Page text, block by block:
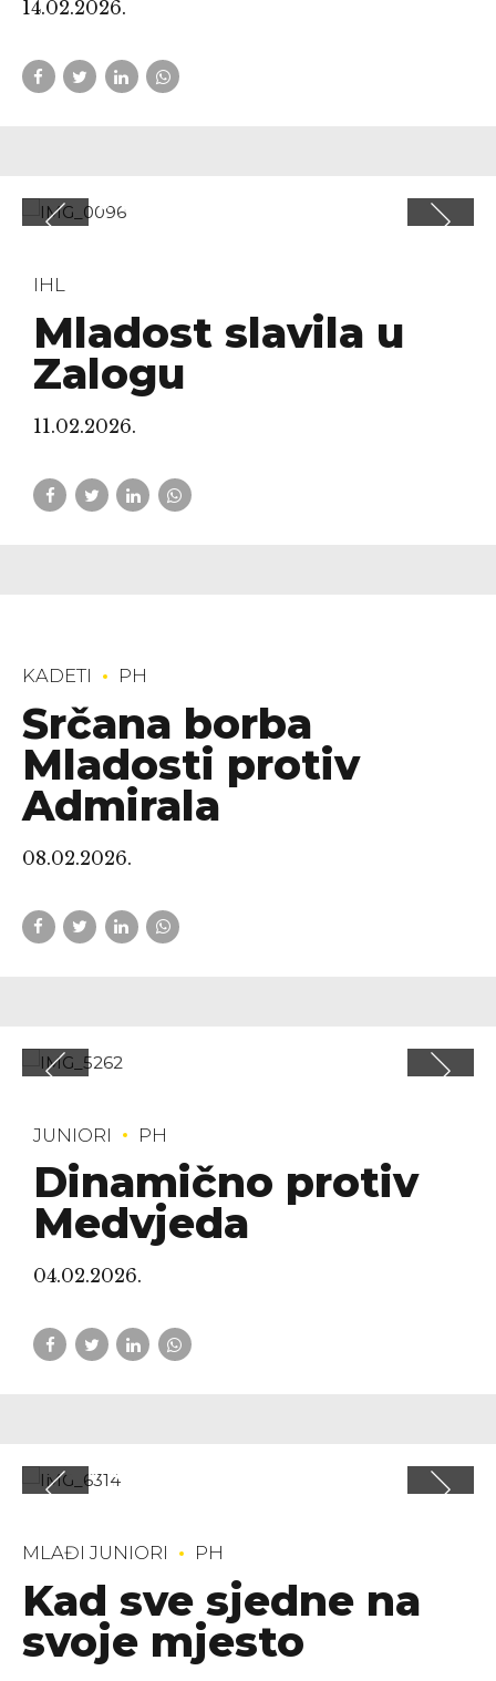
14.02.2026.
IHL
Mladost slavila u
Zalogu
11.02.2026.
KADETI PH
Srčana borba
Mladosti protiv
Admirala
08.02.2026.
JUNIORI PH
Dinamično protiv
Medvjeda
04.02.2026.
MLAĐI JUNIORI PH
Kad sve sjedne na
svoje mjesto